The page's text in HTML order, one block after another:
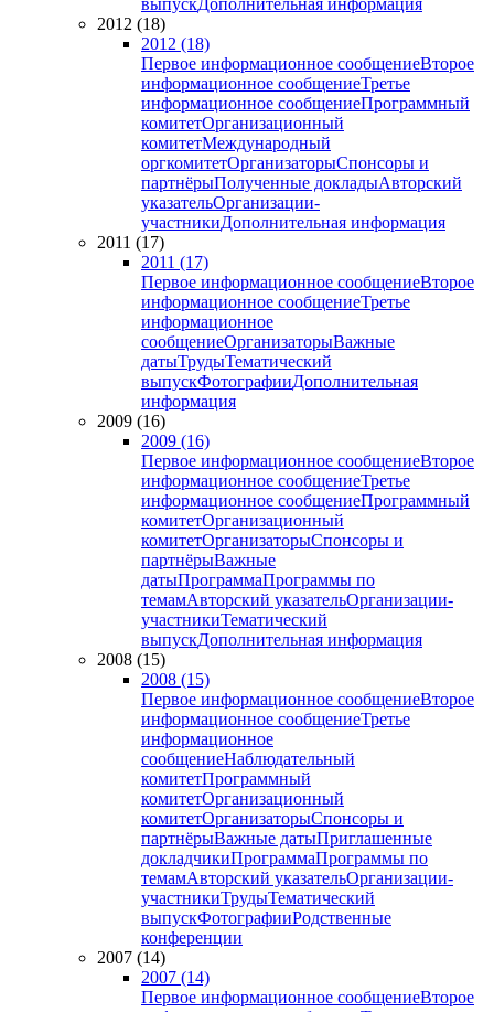
выпускДополнительная информация
2012 (18)
2012 (18)
Первое информационное сообщениеВторое
информационное сообщениеТретье
информационное сообщениеПрограммный
комитетОрганизационный
комитетМеждународный
оргкомитетОрганизаторыСпонсоры и
партнёрыПолученные докладыАвторский
указательОрганизации-
участникиДополнительная информация
2011 (17)
2011 (17)
Первое информационное сообщениеВторое
информационное сообщениеТретье
информационное
сообщениеОрганизаторыВажные
датыТрудыТематический
выпускФотографииДополнительная
информация
2009 (16)
2009 (16)
Первое информационное сообщениеВторое
информационное сообщениеТретье
информационное сообщениеПрограммный
комитетОрганизационный
комитетОрганизаторыСпонсоры и
партнёрыВажные
датыПрограммаПрограммы по
темамАвторский указательОрганизации-
участникиТематический
выпускДополнительная информация
2008 (15)
2008 (15)
Первое информационное сообщениеВторое
информационное сообщениеТретье
информационное
сообщениеНаблюдательный
комитетПрограммный
комитетОрганизационный
комитетОрганизаторыСпонсоры и
партнёрыВажные датыПриглашенные
докладчикиПрограммаПрограммы по
темамАвторский указательОрганизации-
участникиТрудыТематический
выпускФотографииРодственные
конференции
2007 (14)
2007 (14)
Первое информационное сообщениеВторое